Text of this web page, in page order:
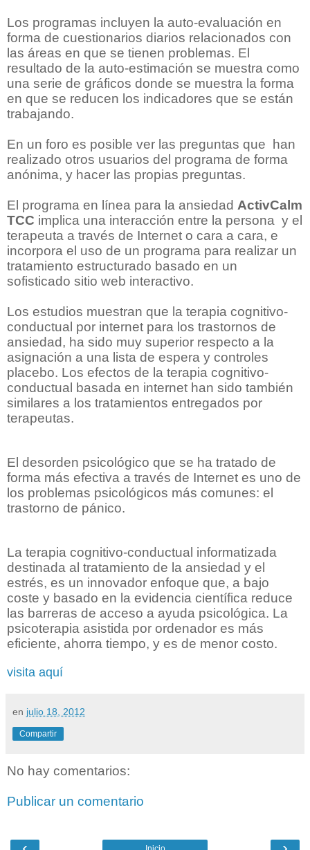
Los programas incluyen la auto-evaluación en
forma de cuestionarios diarios relacionados con
las áreas en que se tienen problemas. El
resultado de la auto-estimación se muestra como
una serie de gráficos donde se muestra la forma
en que se reducen los indicadores que se están
trabajando.
En un foro es posible ver las preguntas que han
realizado otros usuarios del programa de forma
anónima, y hacer las propias preguntas.
El programa en línea para la ansiedad ActivCalm
TCC implica una interacción entre la persona y el
terapeuta a través de Internet o cara a cara, e
incorpora el uso de un programa para realizar un
tratamiento estructurado basado en un
sofisticado sitio web interactivo.
Los estudios muestran que la terapia cognitivo-
conductual por internet para los trastornos de
ansiedad, ha sido muy superior respecto a la
asignación a una lista de espera y controles
placebo. Los efectos de la terapia cognitivo-
conductual basada en internet han sido también
similares a los tratamientos entregados por
terapeutas.
El desorden psicológico que se ha tratado de
forma más efectiva a través de Internet es uno de
los problemas psicológicos más comunes: el
trastorno de pánico.
La terapia cognitivo-conductual informatizada
destinada al tratamiento de la ansiedad y el
estrés, es un innovador enfoque que, a bajo
coste y basado en la evidencia científica reduce
las barreras de acceso a ayuda psicológica. La
psicoterapia asistida por ordenador es más
eficiente, ahorra tiempo, y es de menor costo.
visita aquí
en julio 18, 2012
Compartir
No hay comentarios:
Publicar un comentario